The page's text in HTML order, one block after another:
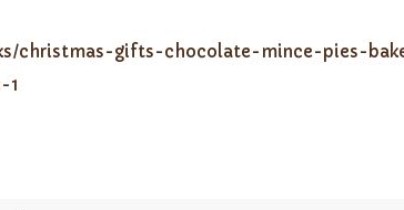
christmas-gifts-chocolate-mince-pies-
1